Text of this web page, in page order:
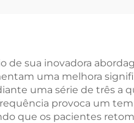
de sua inovadora
uma melhora
uma série de três a
provoca um
que os pacientes